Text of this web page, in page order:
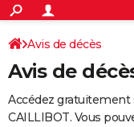
ACTUALITÉS
Politique
Société
Faits Divers
Education
Monde
Villes
+
SPORT
Coupe du monde 2026
Football
Tennis
Cyclisme
Rugby
Forum
Programme TV
TNT
Streaming
Cinéma
Sorties cinéma
Musique
+
FINANCE
Avis de décès
Avis de
Accédez gratuitement
CAILLIBOT. Vous